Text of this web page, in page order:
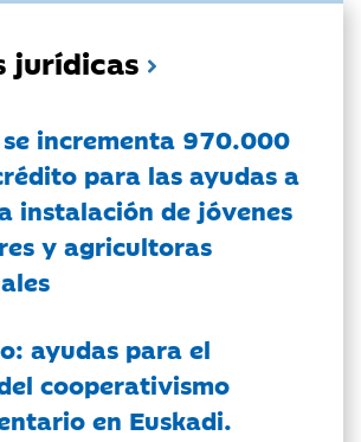
jurídicas
incrementa 970.000
para las ayudas a
instalación de jóvenes
y agricultoras
ayudas para el
cooperativismo
en Euskadi.